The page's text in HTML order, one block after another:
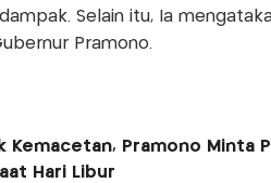
Selain itu, Ia
Pramono.
Kemacetan, Pramono Minta
Hari Libur